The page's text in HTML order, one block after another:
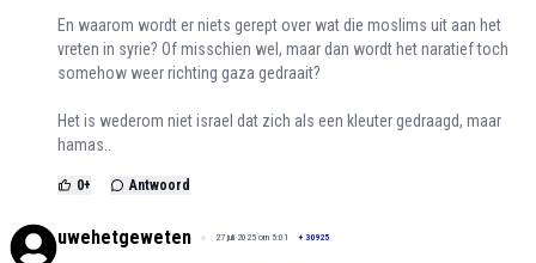
En waarom wordt er niets gerept over wat die moslims uit aan het
vreten in syrie? Of misschien wel, maar dan wordt het naratief toch
somehow weer richting gaza gedraait?
Het is wederom niet israel dat zich als een kleuter gedraagd, maar
hamas..
0+ Antwoord
uwehetgeweten 27 juli 2025 om 5:01 + 30925